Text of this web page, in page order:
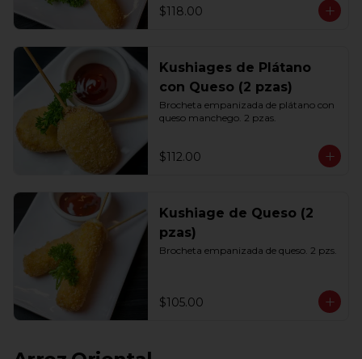
$118.00
Kushiages de Plátano
con Queso (2 pzas)
Brocheta empanizada de plátano con
queso manchego. 2 pzas.
$112.00
Kushiage de Queso (2
pzas)
Brocheta empanizada de queso. 2 pzs.
$105.00